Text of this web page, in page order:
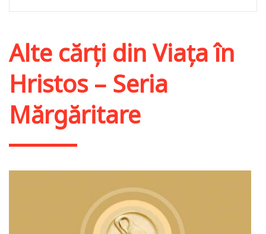
Alte cărți dinViața în
Hristos – Seria
Mărgăritare